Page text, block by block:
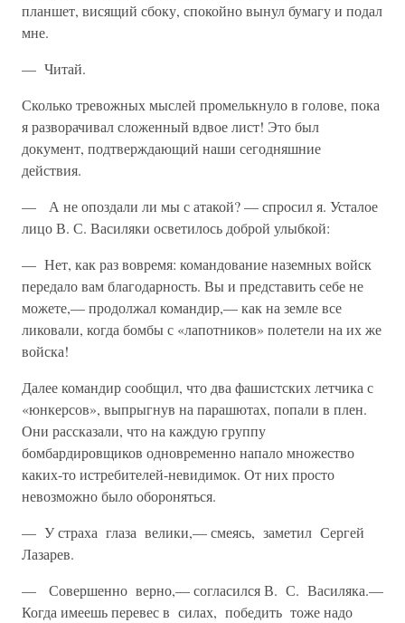
планшет, висящий сбоку, спокойно вынул бумагу и по­дал
мне.
— Читай.
Сколько тревожных мыслей промелькнуло в голове, пока
я разво­рачивал сложенный вдвое лист! Это был
документ, подтверждающий наши сегодняшние
действия.
— А не опоздали ли мы с атакой? — спросил я. Усталое
лицо В. С. Василяки осветилось доброй улыбкой:
— Нет, как раз вовремя: командование наземных войск
передало вам благодарность. Вы и представить себе не
можете,— продолжал командир,— как на земле все
ликовали, когда бомбы с «лапотников» полетели на их же
войска!
Далее командир сообщил, что два фашистских летчика с
«юнкерсов», выпрыгнув на парашютах, попали в плен.
Они рассказали, что на каждую группу
бомбардировщиков одновременно напало множест­во
каких-то истребителей-невидимок. От них просто
невозможно было обороняться.
— У страха глаза велики,— смеясь, заметил Сергей
Лазарев.
— Совершенно верно,— согласился В. С. Василяка.—
Когда име­ешь перевес в силах, победить тоже надо